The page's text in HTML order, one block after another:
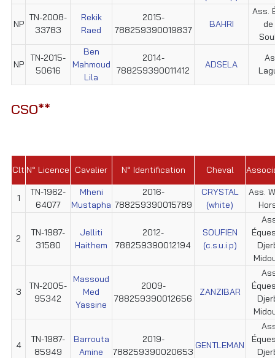
NP
TN-2008-
33783
Rekik
Raed
2015-
788259390019837
BAHRI
Ass.
NP
TN-2015-
50616
Ben
Mahmoud
Lila
2014-
788259390011412
ADSELA
CSO**
Clt N° Licence Cavalier N° Identification Cheval
1
TN-1962-
64077
Mheni
Mustapha
2016-
788259390015789
CRYSTAL
(white)
Ass.
2
TN-1987-
31580
Jelliti
Haithem
2012-
788259390012194
SOUFIEN
(c.s.u.i.p)
3
TN-2005-
95342
Massoud
Med
Yassine
2009-
788259390012656
ZANZIBAR
4
TN-1987-
85949
Barrouta
Amine
2019-
788259390020653
GENTLEMAN